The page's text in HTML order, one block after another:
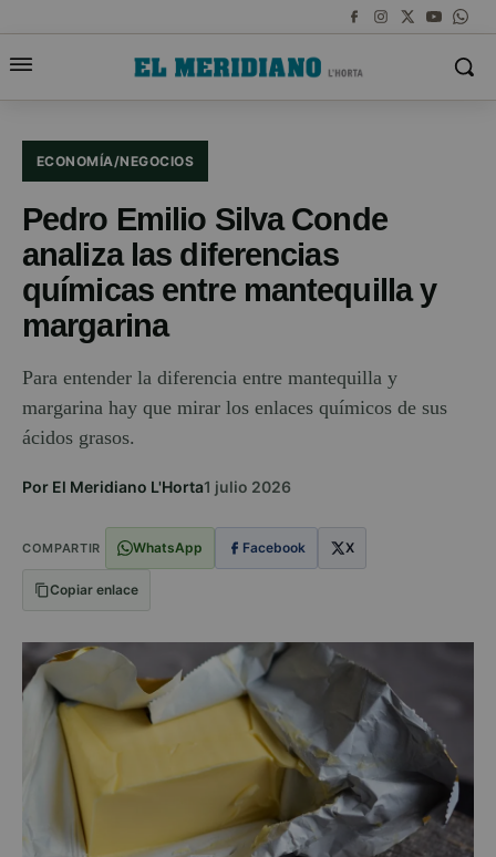
ECONOMÍA/NEGOCIOS
Pedro Emilio Silva Conde
analiza las diferencias
químicas entre mantequilla y
margarina
Para entender la diferencia entre mantequilla y
margarina hay que mirar los enlaces químicos de sus
ácidos grasos.
Por El Meridiano L'Horta1 julio 2026
COMPARTIR WhatsApp Facebook X
Copiar enlace